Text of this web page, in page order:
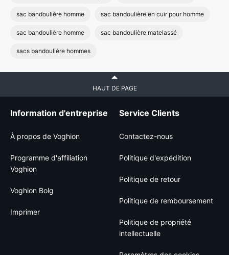
sac bandoulière homme sac bandoulière en cuir pour homme
sac bandoulière homme sac bandoulière matelassé
sacs bandoulière hommes
HAUT DE PAGE
Information d'entreprise
À propos de Voghion
Programme d'affiliation
Voghion
Voghion Bolg
Imprimer
Service Clients
Contactez-nous
Politique d'expédition
Politique de retour
Politique de remboursement
Politique de propriété
intellectuelle